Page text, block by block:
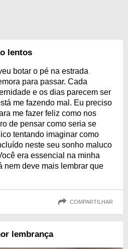
lentos
botar o pé na estrada
para passar. Cada
e os dias parecem ser
me fazendo mal. Eu preciso
me fazer feliz como nos
de pensar como seria se
tentando imaginar como
neste seu sonho maluco
era essencial na minha
nem deve mais lembrar que
COMPARTILHAR
lembrança